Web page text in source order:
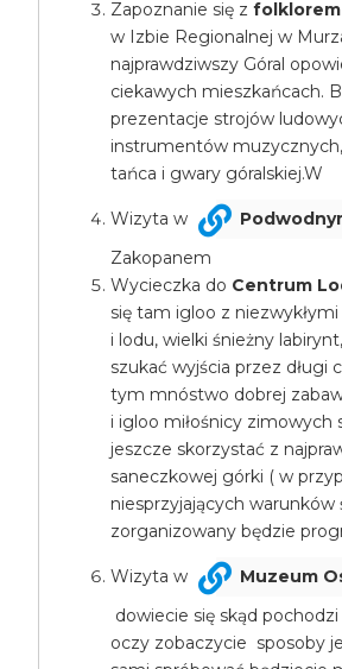
Zapoznanie się z
w Izbie Regionalnej w
najprawdziwszy Góral
ciekawych mieszkańcach.
prezentacje strojów
instrumentów
tańca i gwary góralskiej.W
Wizyta w
Zakopanem
Wycieczka do Centrum
się tam igloo z
i lodu, wielki śnieżny
szukać wyjścia przez długi
tym mnóstwo dobrej
i igloo miłośnicy zimowych
jeszcze skorzystać z
saneczkowej górki ( w
niesprzyjających warunków
zorganizowany będzie
Wizyta w Muzeum
dowiecie się skąd pochodzi
oczy zobaczycie sposoby